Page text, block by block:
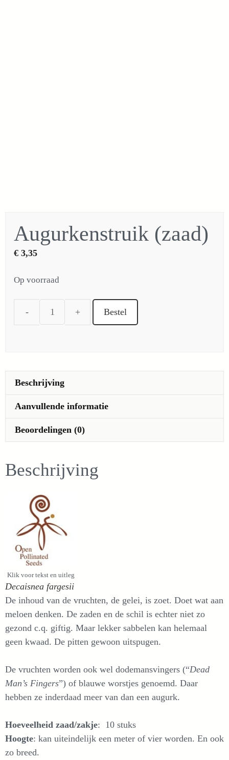
Augurkenstruik (zaad)
€ 3,35
Op voorraad
Augurkenstruik
Bestel
Beschrijving
Aanvullende informatie
Beoordelingen (0)
Beschrijving
Klik voor tekst en uitleg
Decaisnea fargesii
De inhoud van de vruchten, de gelei, is zoet. Doet wat aan
meloen denken. De zaden en de schil is echter niet zo
gezond c.q. giftig. Maar lekker sabbelen kan helemaal
geen kwaad. De pitten gewoon uitspugen.
De vruchten worden ook wel dodemansvingers (“Dead
Man’s Fingers”) of blauwe worstjes genoemd. Daar
hebben ze inderdaad meer van dan een augurk.
Hoeveelheid zaad/zakje: 10 stuks
Hoogte: kan uiteindelijk een meter of vier worden. En ook
zo breed.